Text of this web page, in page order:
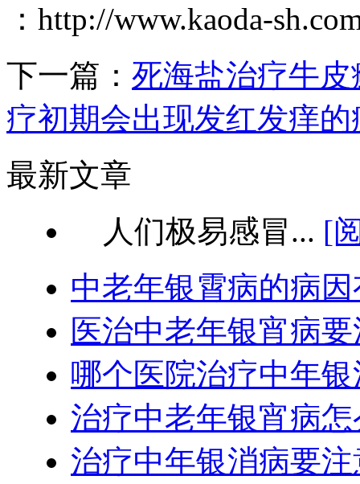
：http://www.kaoda-
下一篇： 死海盐治疗牛皮
疗初期会出现发红发痒的
最新文章
人们极易感冒... [
中老年银霄病的病
医治中老年银宵病
哪个医院治疗中年
治疗中老年银宵病
治疗中年银消病要